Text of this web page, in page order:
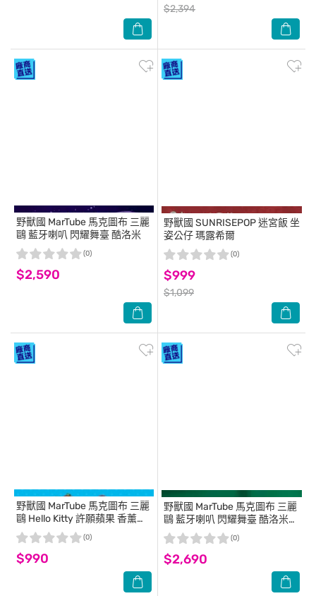
$2,394
野獸國 MarTube 馬克圖布 三麗
鷗 藍牙喇叭 閃耀舞臺 酷洛米
$2,590
(0)
野獸國 SUNRISEPOP 迷宮飯 坐
姿公仔 瑪露希爾
$999
$1,099
(0)
野獸國 MarTube 馬克圖布 三麗
鷗 Hello Kitty 許願蘋果 香薰蠟
燭套組
$990
(0)
野獸國 MarTube 馬克圖布 三麗
鷗 藍牙喇叭 閃耀舞臺 酷洛米
冬季限定版
$2,690
(0)